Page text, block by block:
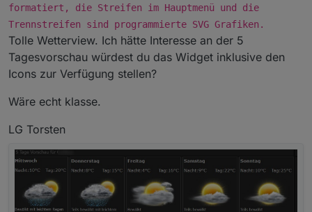
formatiert, die Streifen im Hauptmenü und die
Trennstreifen sind programmierte SVG Grafiken.
Tolle Wetterview. Ich hätte Interesse an der 5
Tagesvorschau würdest du das Widget inklusive den
Icons zur Verfügung stellen?
Wäre echt klasse.
LG Torsten